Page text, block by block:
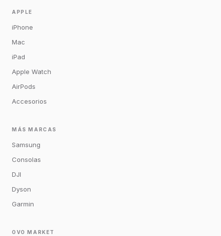
APPLE
iPhone
Mac
iPad
Apple Watch
AirPods
Accesorios
MÁS MARCAS
Samsung
Consolas
DJI
Dyson
Garmin
OVO MARKET